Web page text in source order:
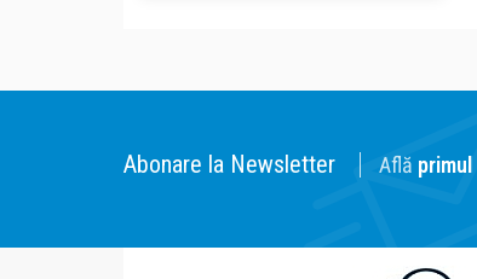
Abonare la Newsletter Află primul